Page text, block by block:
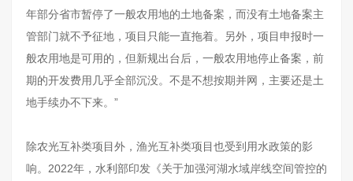
年部分省市暂停了一般农用地的土地备案，而没有土地备案主
管部门就不予征地，项目只能一直拖着。另外，项目申报时一
般农用地是可用的，但新规出台后，一般农用地停止备案，前
期的开发费用几乎全部沉没。不是不想按期并网，主要还是土
地手续办不下来。”
除农光互补类项目外，渔光互补类项目也受到用水政策的影
响。2022年，水利部印发《关于加强河湖水域岸线空间管控的